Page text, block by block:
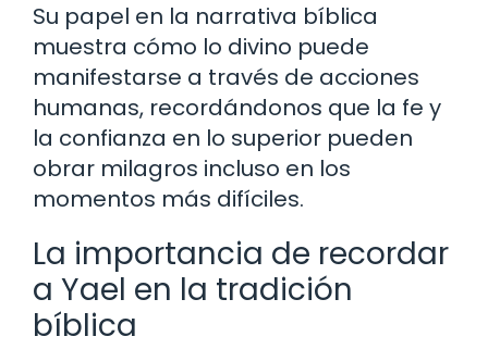
Su papel en la narrativa bíblica
muestra cómo lo divino puede
manifestarse a través de acciones
humanas, recordándonos que la fe y
la confianza en lo superior pueden
obrar milagros incluso en los
momentos más difíciles.
La importancia de recordar
a Yael en la tradición
bíblica